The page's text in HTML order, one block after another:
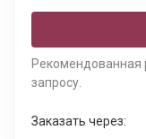
Рекомендованная
запросу.
Заказать через: